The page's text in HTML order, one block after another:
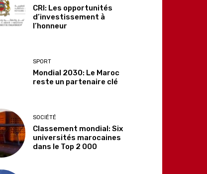
CRI: Les opportunités
d’investissement à
l’honneur
SPORT
Mondial 2030: Le Maroc
reste un partenaire clé
SOCIÉTÉ
Classement mondial: Six
universités marocaines
dans le Top 2 000